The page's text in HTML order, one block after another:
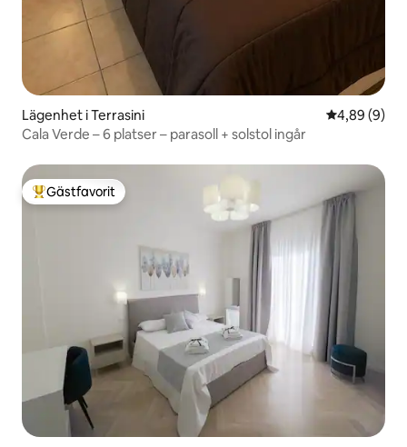
Lägenhet i Terrasini 4,89 av 5 i
4,89 (9)
Cala Verde – 6 platser – parasoll + solstol ingår
Populär gästfavorit
Gästfavorit